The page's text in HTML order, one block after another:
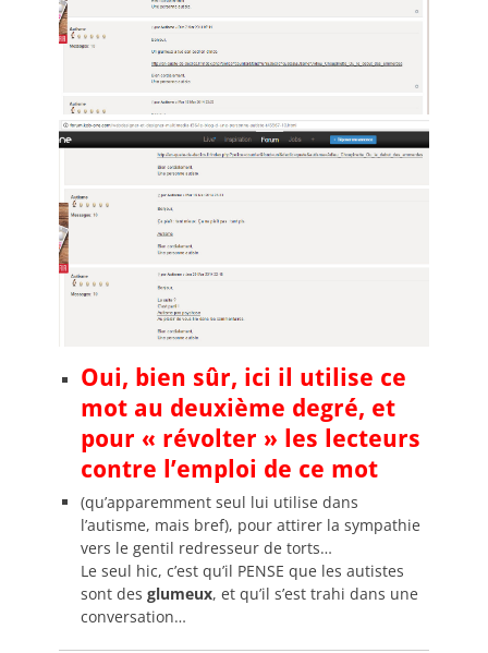
Oui, bien sûr, ici il utilise ce
mot au deuxième degré, et
pour « révolter » les lecteurs
contre l’emploi de ce mot
(qu’apparemment seul lui utilise dans
l’autisme, mais bref), pour attirer la sympathie
vers le gentil redresseur de torts…
Le seul hic, c’est qu’il PENSE que les autistes
sont des glumeux, et qu’il s’est trahi dans une
conversation…